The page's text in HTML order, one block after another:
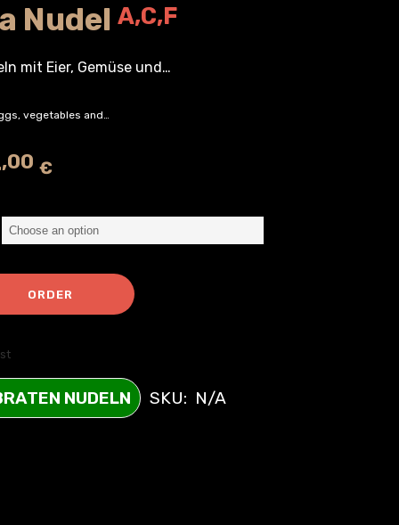
Nudel A,C,F
mit Eier, Gemüse und…
vegetables and…
,00 €
ORDER
NUDELN SKU: N/A